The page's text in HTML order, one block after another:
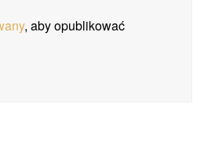
, aby opublikować